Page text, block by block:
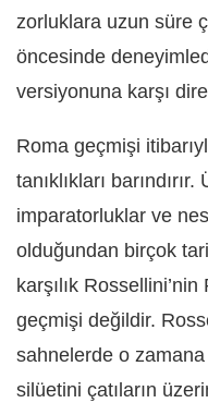
zorluklara uzun süre
öncesinde
versiyonuna karşı
Roma geçmişi
tanıklıkları
imparatorluklar ve
olduğundan birçok
karşılık
geçmişi değildir.
sahnelerde o zamana
silüetini çatıların